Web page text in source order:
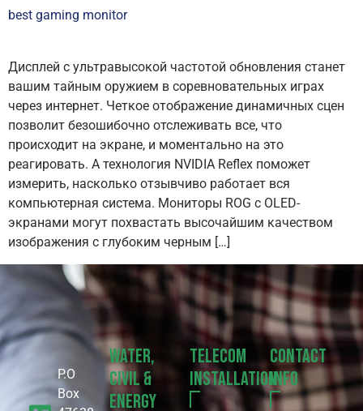
best gaming monitor
Дисплей с ультравысокой частотой обновления станет
вашим тайным оружием в соревновательных играх
через интернет. Четкое отображение динамичных сцен
позволит безошибочно отслеживать все, что
происходит на экране, и моментально на это
реагировать. А технология NVIDIA Reflex поможет
измерить, насколько отзывчиво работает вся
компьютерная система. Мониторы ROG с OLED-
экранами могут похвастать высочайшим качеством
изображения с глубоким черным […]
P.O
Box
Water,
Civil &
Energy
Telecom
Installation
Contact
Info